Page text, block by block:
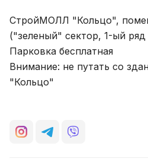
СтройМОЛЛ "Кольцо",
("зеленый" сектор, 1-ый ряд
Парковка бесплатная
Внимание: не путать со
"Кольцо"